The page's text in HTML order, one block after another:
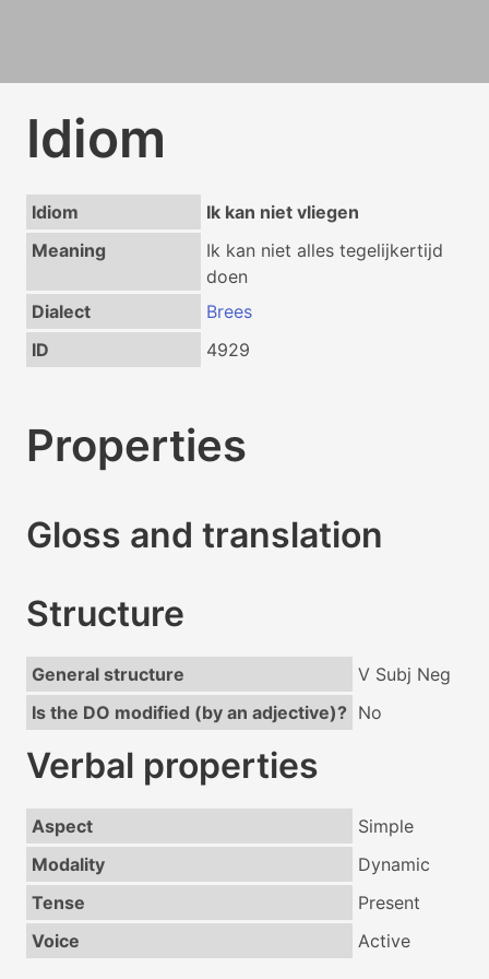
Idiom
Idiom
Ik kan niet vliegen
Meaning
Ik kan niet alles tegelijkertijd
doen
Dialect
Brees
ID
4929
Properties
Gloss and translation
Structure
General structure
V Subj Neg
Is the DO modified (by an adjective)? No
Verbal properties
Aspect
Simple
Modality
Dynamic
Tense
Present
Voice
Active